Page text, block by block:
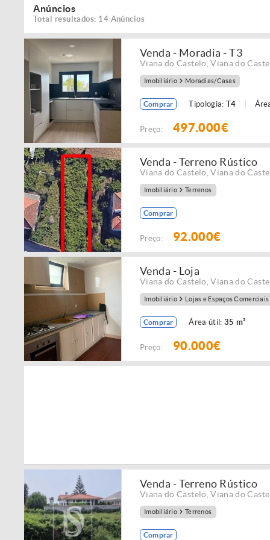
Anúncios
Total resultados: 14 Anúncios
Venda - Moradia - T3
Viana do Castelo ,Viana do
Imobiliário Moradias/Casas
Comprar Tipologia: T4
Preço: 497.000€
Venda - Terreno Rústico
Viana do Castelo ,Viana do
Imobiliário Terrenos
Comprar
Preço: 92.000€
Venda - Loja
Viana do Castelo ,Viana do
Imobiliário Lojas e Espaços Comerciais
Comprar Área útil: 35 m²
Preço: 90.000€
Venda - Terreno Rústico
Viana do Castelo ,Viana do
Imobiliário Terrenos
Comprar